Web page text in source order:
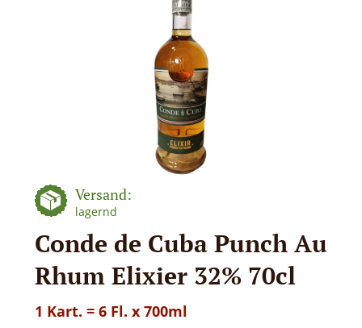
Versand:
lagernd
Conde de Cuba Punch Au
Rhum Elixier 32% 70cl
1 Kart. = 6 Fl. x 700ml